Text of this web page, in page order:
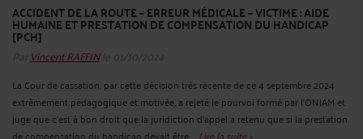
ACCIDENT DE LA ROUTE – ERREUR MÉDICALE – VICTIME : AIDE
HUMAINE ET PRESTATION DE COMPENSATION DU HANDICAP
[PCH]
Par Vincent RAFFINle 01/10/2024
La Cour de cassation, par cette décision très récente de ce 4 septembre 2024
extrêmement pédagogique et motivée, a rejeté le pourvoi formé par l’ONIAM et
juge que c’est à bon droit que la juridiction d’appel a retenu que si la prestation
de compensation du handicap devait être ... Lire la suite >